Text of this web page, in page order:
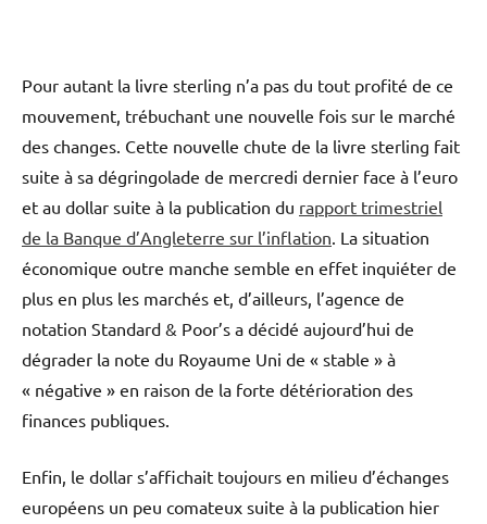
Pour autant la livre sterling n’a pas du tout profité de ce
mouvement, trébuchant une nouvelle fois sur le marché
des changes. Cette nouvelle chute de la livre sterling fait
suite à sa dégringolade de mercredi dernier face à l’euro
et au dollar suite à la publication du rapport trimestriel
de la Banque d’Angleterre sur l’inflation . La situation
économique outre manche semble en effet inquiéter de
plus en plus les marchés et, d’ailleurs, l’agence de
notation Standard & Poor’s a décidé aujourd’hui de
dégrader la note du Royaume Uni de « stable » à
« négative » en raison de la forte détérioration des
finances publiques.
Enfin, le dollar s’affichait toujours en milieu d’échanges
européens un peu comateux suite à la publication hier